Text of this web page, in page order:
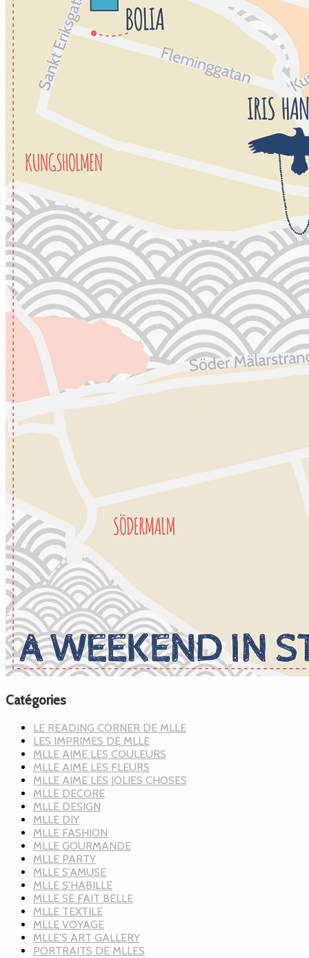
Catégories
LE READING CORNER DE MLLE
LES IMPRIMES DE MLLE
MLLE AIME LES COULEURS
MLLE AIME LES FLEURS
MLLE AIME LES JOLIES CHOSES
MLLE DECORE
MLLE DESIGN
MLLE DIY
MLLE FASHION
MLLE GOURMANDE
MLLE PARTY
MLLE S'AMUSE
MLLE S'HABILLE
MLLE SE FAIT BELLE
MLLE TEXTILE
MLLE VOYAGE
MLLE'S ART GALLERY
PORTRAITS DE MLLES